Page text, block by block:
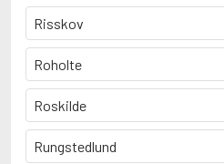
Risskov
Roholte
Roskilde
Rungstedlund